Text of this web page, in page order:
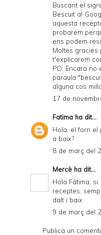
Buscant el
Bescuit al
aquesta
probarem
ens podem
Moltes gracies
t'explicarem
PD: Encara no
paraula
alguna cos
17 de
Fatima ha dit...
Hola, el forn el
a baix?
8 de març del
Mercè ha dit...
Hola Fátima,
receptes,
dalt i baix.
9 de març del
Publica un